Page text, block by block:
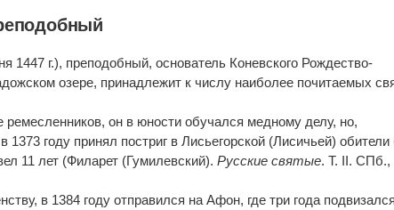
1447 г.), преподобный, основатель Коневского Рождество-
озере, принадлежит к числу наиболее почитаемых
он в юности обучался медному делу, но,
1373 году принял постриг в Лисьегорской (Лисичьей) обители
11 лет (Филарет (Гумилевский).Русские святые. Т. II. СПб.,
в 1384 году отправился на Афон, где три года